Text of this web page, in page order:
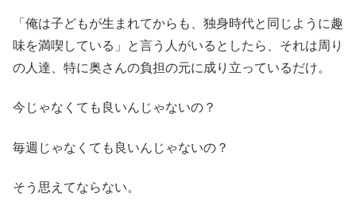
「俺は子どもが生まれてからも、独身時代と同じように趣
味を満喫している」と言う人がいるとしたら、それは周り
の人達、特に奥さんの負担の元に成り立っているだけ。
今じゃなくても良いんじゃないの？
毎週じゃなくても良いんじゃないの？
そう思えてならない。